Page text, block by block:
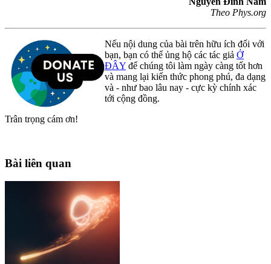
Theo Phys.org
Nếu nội dung của bài trên hữu ích đối với
bạn, bạn có thể ủng hộ các tác giả Ở
ĐÂY để chúng tôi làm ngày càng tốt hơn
và mang lại kiến thức phong phú, đa dạng
và - như bao lâu nay - cực kỳ chính xác
tới cộng đồng.
Trân trọng cám ơn!
Bài liên quan